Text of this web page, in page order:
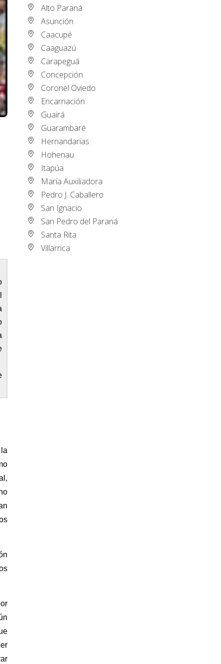
Alto Paraná
Asunción
Caacupé
Caaguazú
Carapeguá
Concepción
Coronel Oviedo
Encarnación
Guairá
Guarambaré
Hernandarias
Hohenau
Itapúa
María Auxiliadora
Pedro J. Caballero
San Ignacio
San Pedro del Paraná
Santa Rita
Villarrica